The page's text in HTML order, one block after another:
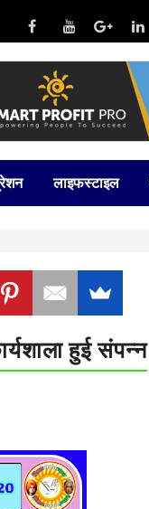
लाइफस्टाइल
हुई संपन्न